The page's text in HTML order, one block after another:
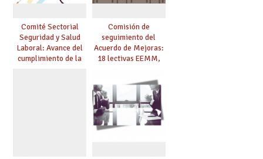
Comité Sectorial
Seguridad y Salud
Laboral: Avance del
cumplimiento de la
Comisión de
seguimiento del
Acuerdo de Mejoras:
18 lectivas EEMM,
mayores 55 y pilotaje
en centros
tensionados